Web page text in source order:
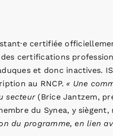
certifiée
certifications
et donc inactives.
au RNCP. « Une
secteur (Brice Jantzem,
du Synea, y siègent,
du programme, en lien